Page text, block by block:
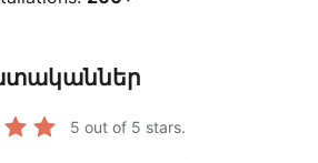
5 out of 5 stars.